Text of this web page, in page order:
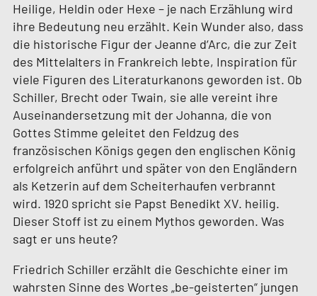
Heilige, Heldin oder Hexe – je nach Erzählung wird
ihre Bedeutung neu erzählt. Kein Wunder also, dass
die historische Figur der Jeanne d‘Arc, die zur Zeit
des Mittelalters in Frankreich lebte, Inspiration für
viele Figuren des Literaturkanons geworden ist. Ob
Schiller, Brecht oder Twain, sie alle vereint ihre
Auseinandersetzung mit der Johanna, die von
Gottes Stimme geleitet den Feldzug des
französischen Königs gegen den englischen König
erfolgreich anführt und später von den Engländern
als Ketzerin auf dem Scheiterhaufen verbrannt
wird. 1920 spricht sie Papst Benedikt XV. heilig.
Dieser Stoff ist zu einem Mythos geworden. Was
sagt er uns heute?
Friedrich Schiller erzählt die Geschichte einer im
wahrsten Sinne des Wortes „be-geisterten“ jungen